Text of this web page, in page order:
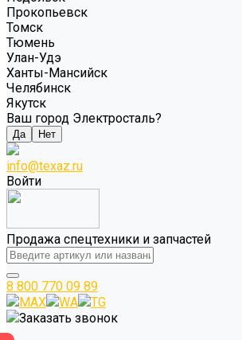
Прокопьевск
Томск
Тюмень
Улан-Удэ
Ханты-Мансийск
Челябинск
Якутск
Ваш город Электросталь?
Да Нет
info@texaz.ru
Войти
Продажа спецтехники и запчастей
8 800 770 09 89
MAX
WA
TG
Заказать звонок